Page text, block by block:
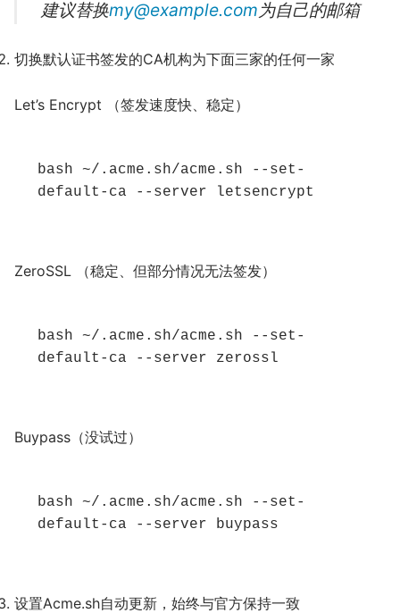
建议替换my@example.com 为自己的邮箱
切换默认证书签发的CA机构为下面三家的任何一家
Let’s Encrypt （签发速度快、稳定）
bash ~/.acme.sh/acme.sh --set-
default-ca --server letsencrypt
ZeroSSL （稳定、但部分情况无法签发）
bash ~/.acme.sh/acme.sh --set-
default-ca --server zerossl
Buypass（没试过）
bash ~/.acme.sh/acme.sh --set-
default-ca --server buypass
设置Acme.sh自动更新，始终与官方保持一致